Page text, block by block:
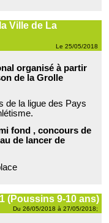
Ville de La
Le 25/05/2018
organisé à partir
de la Grolle
de la ligue des Pays
fond , concours de
de lancer de
(Poussins 9-10 ans)
Du 26/05/2018 à 27/05/2018;